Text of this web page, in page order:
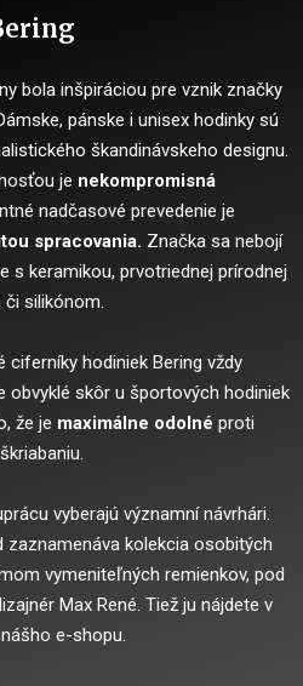
bola inšpiráciou pre vznik značky
pánske i unisex hodinky sú
škandinávskeho designu.
je nekompromisná
nadčasové prevedenie je
spracovania. Značka sa nebojí
s keramikou, prvotriednej prírodnej
či silikónom.
ciferníky hodiniek Bering vždy
obvyklé skôr u športových hodiniek
že je maximálne odolné proti
vyberajú významní návrhári.
zaznamenáva kolekcia osobitých
vymeniteľných remienkov, pod
Max René. Tiež ju nájdete v
e-shopu.